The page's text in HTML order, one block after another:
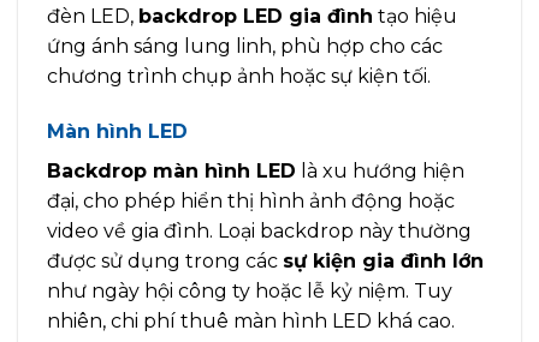
đèn LED, backdrop LED gia đình tạo hiệu
ứng ánh sáng lung linh, phù hợp cho các
chương trình chụp ảnh hoặc sự kiện tối.
Màn hình LED
Backdrop màn hình LED là xu hướng hiện
đại, cho phép hiển thị hình ảnh động hoặc
video về gia đình. Loại backdrop này thường
được sử dụng trong các sự kiện gia đình lớn
như ngày hội công ty hoặc lễ kỷ niệm. Tuy
nhiên, chi phí thuê màn hình LED khá cao.